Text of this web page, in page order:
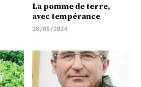
La pomme de terre,
avec tempérance
28/08/2024